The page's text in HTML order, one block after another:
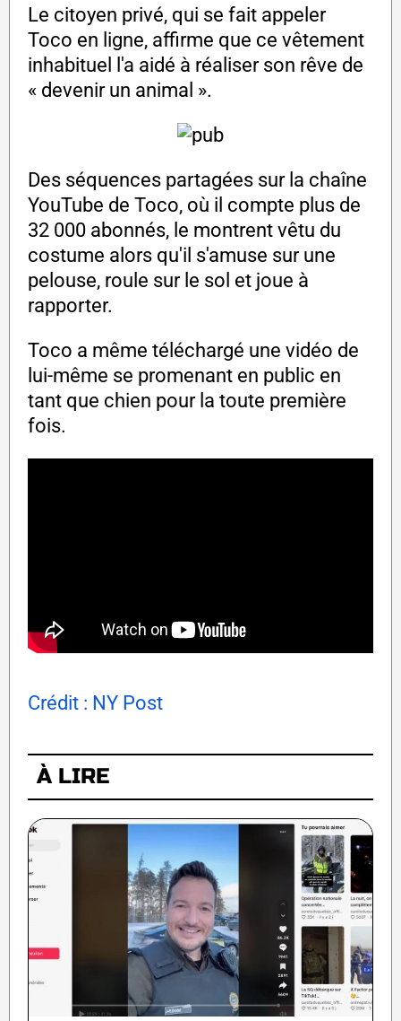
Le citoyen privé, qui se fait appeler
Toco en ligne, affirme que ce vêtement
inhabituel l'a aidé à réaliser son rêve de
« devenir un animal ».
Des séquences partagées sur la chaîne
YouTube de Toco, où il compte plus de
32 000 abonnés, le montrent vêtu du
costume alors qu'il s'amuse sur une
pelouse, roule sur le sol et joue à
rapporter.
Toco a même téléchargé une vidéo de
lui-même se promenant en public en
tant que chien pour la toute première
fois.
Crédit : NY Post
À LIRE